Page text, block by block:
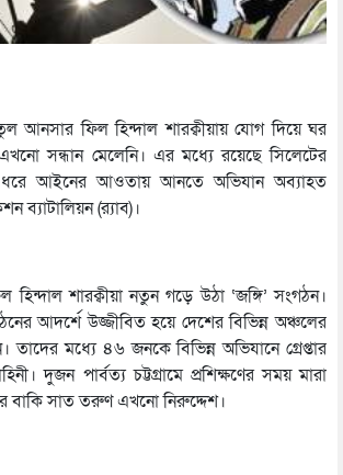
আনসার ফিল হিন্দাল শারক্বীয়ায় যোগ দিয়ে ঘর
সন্ধান মেলেনি। এর মধ্যে রয়েছে সিলেটের
আইনের আওতায় আনতে অভিযান অব্যাহত
ব্যাটালিয়ন (র‍্যাব)।
শারক্বীয়া নতুন গড়ে উঠা ‘জঙ্গি’ সংগঠন।
আদর্শে উজ্জীবিত হয়ে দেশের বিভিন্ন অঞ্চলের
মধ্যে ৪৬ জনকে বিভিন্ন অভিযানে গ্রেপ্তার
দুজন পার্বত্য চট্টগ্রামে প্রশিক্ষণের সময় মারা
সাত তরুণ এখনো নিরুদ্দেশ।